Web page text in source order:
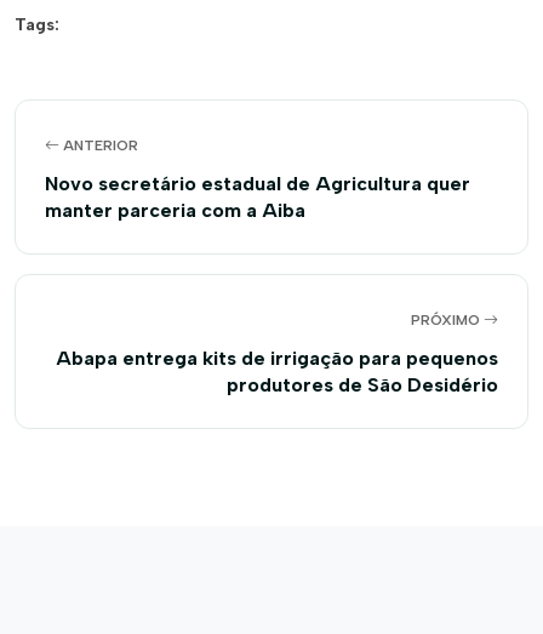
Tags:
ANTERIOR
Novo secretário estadual de Agricultura quer
manter parceria com a Aiba
PRÓXIMO
Abapa entrega kits de irrigação para pequenos
produtores de São Desidério